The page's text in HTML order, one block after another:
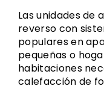
Las unidades de
reverso con
populares en
pequeñas o
habitaciones
calefacción de